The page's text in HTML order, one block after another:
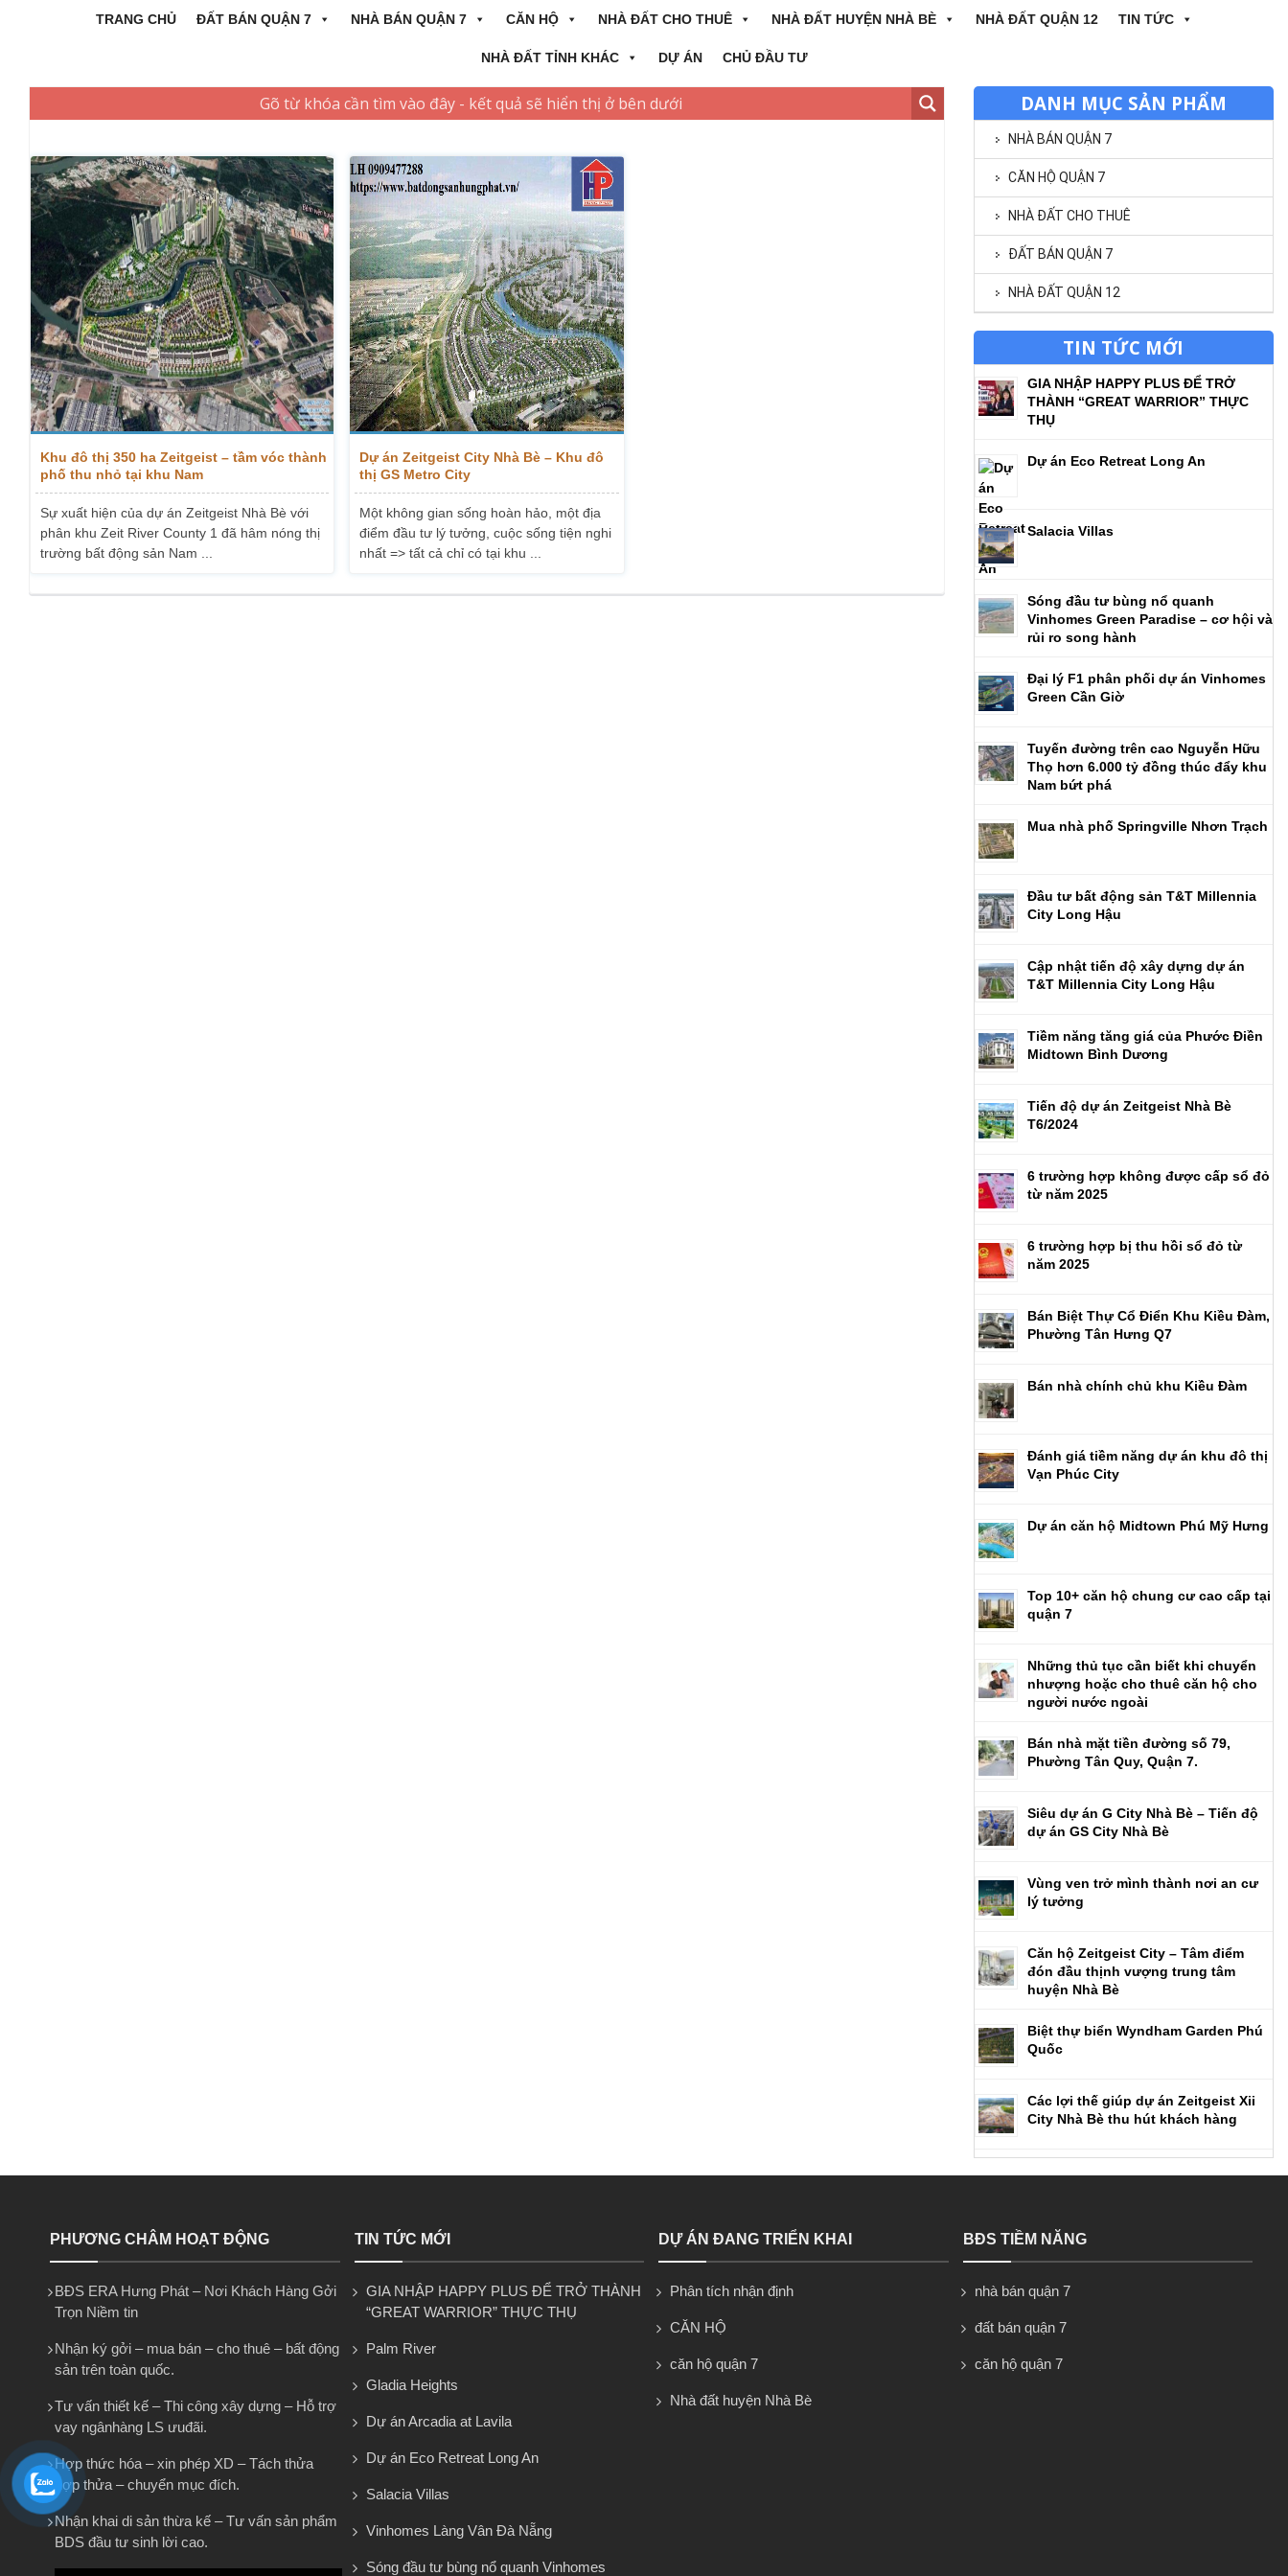
TRANG CHỦ ĐẤT BÁN QUẬN 7 NHÀ BÁN QUẬN 7 CĂN HỘ NHÀ ĐẤT CHO THUÊ NHÀ ĐẤT HUYỆN NHÀ BÈ NHÀ ĐẤT QUẬN 12 TIN TỨC
NHÀ ĐẤT TỈNH KHÁC DỰ ÁN CHỦ ĐẦU TƯ
Khu đô thị 350 ha Zeitgeist – tầm vóc thành
phố thu nhỏ tại khu Nam
Sự xuất hiện của dự án Zeitgeist Nhà Bè với
phân khu Zeit River County 1 đã hâm nóng thị
trường bất động sản Nam ...
Dự án Zeitgeist City Nhà Bè – Khu đô
thị GS Metro City
Một không gian sống hoàn hảo, một địa
điểm đầu tư lý tưởng, cuộc sống tiện nghi
nhất => tất cả chỉ có tại khu ...
DANH MỤC SẢN PHẨM
NHÀ BÁN QUẬN 7
CĂN HỘ QUẬN 7
NHÀ ĐẤT CHO THUÊ
ĐẤT BÁN QUẬN 7
NHÀ ĐẤT QUẬN 12
TIN TỨC MỚI
GIA NHẬP HAPPY PLUS ĐỂ TRỞ
THÀNH “GREAT WARRIOR” THỰC
THỤ
Dự án Eco Retreat Long An
Salacia Villas
Sóng đầu tư bùng nổ quanh
Vinhomes Green Paradise – cơ hội và
rủi ro song hành
Đại lý F1 phân phối dự án Vinhomes
Green Cần Giờ
Tuyến đường trên cao Nguyễn Hữu
Thọ hơn 6.000 tỷ đồng thúc đẩy khu
Nam bứt phá
Mua nhà phố Springville Nhơn Trạch
Đầu tư bất động sản T&T Millennia
City Long Hậu
Cập nhật tiến độ xây dựng dự án
T&T Millennia City Long Hậu
Tiềm năng tăng giá của Phước Điền
Midtown Bình Dương
Tiến độ dự án Zeitgeist Nhà Bè
T6/2024
6 trường hợp không được cấp sổ đỏ
từ năm 2025
6 trường hợp bị thu hồi sổ đỏ từ
năm 2025
Bán Biệt Thự Cổ Điển Khu Kiều Đàm,
Phường Tân Hưng Q7
Bán nhà chính chủ khu Kiều Đàm
Đánh giá tiềm năng dự án khu đô thị
Vạn Phúc City
Dự án căn hộ Midtown Phú Mỹ Hưng
Top 10+ căn hộ chung cư cao cấp tại
quận 7
Những thủ tục cần biết khi chuyển
nhượng hoặc cho thuê căn hộ cho
người nước ngoài
Bán nhà mặt tiền đường số 79,
Phường Tân Quy, Quận 7.
Siêu dự án G City Nhà Bè – Tiến độ
dự án GS City Nhà Bè
Vùng ven trở mình thành nơi an cư
lý tưởng
Căn hộ Zeitgeist City – Tâm điểm
đón đầu thịnh vượng trung tâm
huyện Nhà Bè
Biệt thự biển Wyndham Garden Phú
Quốc
Các lợi thế giúp dự án Zeitgeist Xii
City Nhà Bè thu hút khách hàng
PHƯƠNG CHÂM HOẠT ĐỘNG
BĐS ERA Hưng Phát – Nơi Khách Hàng Gởi
Trọn Niềm tin
Nhận ký gởi – mua bán – cho thuê – bất động
sản trên toàn quốc.
Tư vấn thiết kế – Thi công xây dựng – Hỗ trợ
vay ngânhàng LS ưuđãi.
Hợp thức hóa – xin phép XD – Tách thửa
hợp thửa – chuyển mục đích.
Nhận khai di sản thừa kế – Tư vấn sản phẩm
BDS đầu tư sinh lời cao.
TIN TỨC MỚI
GIA NHẬP HAPPY PLUS ĐỂ TRỞ THÀNH
“GREAT WARRIOR” THỰC THỤ
Palm River
Gladia Heights
Dự án Arcadia at Lavila
Dự án Eco Retreat Long An
Salacia Villas
Vinhomes Làng Vân Đà Nẵng
Sóng đầu tư bùng nổ quanh Vinhomes
DỰ ÁN ĐANG TRIỂN KHAI
Phân tích nhận định
CĂN HỘ
căn hộ quận 7
Nhà đất huyện Nhà Bè
BĐS TIỀM NĂNG
nhà bán quận 7
đất bán quận 7
căn hộ quận 7